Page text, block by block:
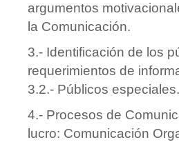
argumentos
la Comunicación.
3.- Identificación de los
requerimientos de
3.2.- Públicos
4.- Procesos de
lucro: Comunicación